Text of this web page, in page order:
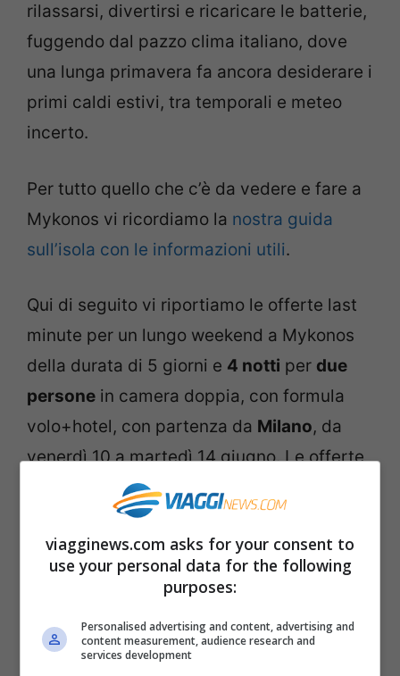
rilassarsi, divertirsi e ricaricare le batterie,
fuggendo dal pazzo clima italiano, dove
una lunga primavera fa ancora desiderare i
primi caldi estivi, tra temporali e meteo
incerto.
Per tutto quello che c’è da vedere e fare a
Mykonos vi ricordiamo la nostra guida
sull’isola con le informazioni utili.
Qui di seguito vi riportiamo le offerte last
minute per un lungo weekend a Mykonos
della durata di 5 giorni e 4 notti per due
persone in camera doppia, con formula
volo+hotel, con partenza da Milano, da
venerdì 10 a martedì 14 giugno. Le offerte
sono dal portale Expedia.it. I prezzi si
intendono a persona e possono subire
variazioni a seconda della disponibilità dei
voli e delle strutture alberghiere.
Rhenia Mykonos(4 stelle)
€ 288a persona (volo+hotel in camera
viagginews.com asks for your consent to
use your personal data for the following
purposes:
Personalised advertising and content, advertising and
content measurement, audience research and
services development